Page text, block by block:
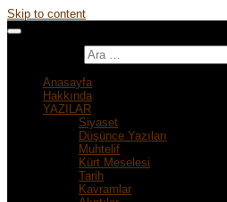
Skip to content
Anasayfa
Hakkında
YAZILAR
Siyaset
Düşünce Yazıları
Muhtelif
Kürt Meselesi
Tarih
Kavramlar